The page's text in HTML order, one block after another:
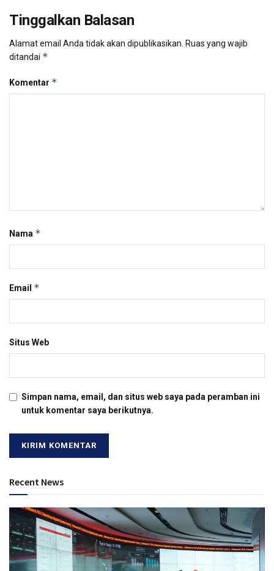
Tinggalkan Balasan
Alamat email Anda tidak akan dipublikasikan. Ruas yang wajib
ditandai *
Komentar *
Nama *
Email *
Situs Web
Simpan nama, email, dan situs web saya pada peramban ini
untuk komentar saya berikutnya.
Recent News